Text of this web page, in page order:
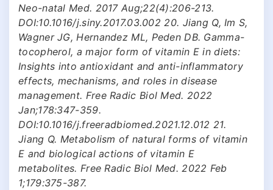
Neo-natal Med. 2017 Aug;22(4):206-213.
DOI:10.1016/j.siny.2017.03.002 20. Jiang Q, Im S,
Wagner JG, Hernandez ML, Peden DB. Gamma-
tocopherol, a major form of vitamin E in diets:
Insights into antioxidant and anti-inflammatory
effects, mechanisms, and roles in disease
management. Free Radic Biol Med. 2022
Jan;178:347-359.
DOI:10.1016/j.freeradbiomed.2021.12.012 21.
Jiang Q. Metabolism of natural forms of vitamin
E and biological actions of vitamin E
metabolites. Free Radic Biol Med. 2022 Feb
1;179:375-387.